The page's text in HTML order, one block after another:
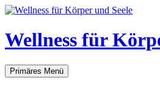
Zum
springen
Wellness für
Suchen
Primäres Menü